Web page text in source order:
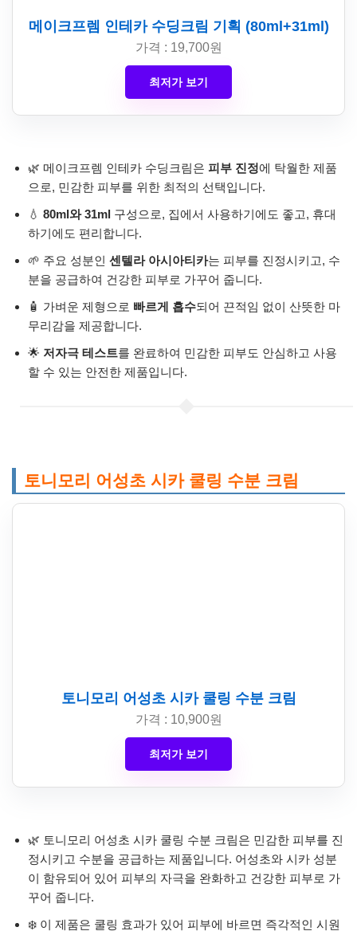
메이크프렘 인테카 수딩크림 기획 (80ml+31ml)
가격 : 19,700원
최저가 보기
🌿 메이크프렘 인테카 수딩크림은 피부 진정에 탁월한 제품
으로, 민감한 피부를 위한 최적의 선택입니다.
💧 80ml와 31ml 구성으로, 집에서 사용하기에도 좋고, 휴대
하기에도 편리합니다.
🌱 주요 성분인 센텔라 아시아티카는 피부를 진정시키고, 수
분을 공급하여 건강한 피부로 가꾸어 줍니다.
🧴 가벼운 제형으로 빠르게 흡수되어 끈적임 없이 산뜻한 마
무리감을 제공합니다.
🌟 저자극 테스트를 완료하여 민감한 피부도 안심하고 사용
할 수 있는 안전한 제품입니다.
토니모리 어성초 시카 쿨링 수분 크림
토니모리 어성초 시카 쿨링 수분 크림
가격 : 10,900원
최저가 보기
🌿 토니모리 어성초 시카 쿨링 수분 크림은 민감한 피부를 진
정시키고 수분을 공급하는 제품입니다. 어성초와 시카 성분
이 함유되어 있어 피부의 자극을 완화하고 건강한 피부로 가
꾸어 줍니다.
❄️ 이 제품은 쿨링 효과가 있어 피부에 바르면 즉각적인 시원